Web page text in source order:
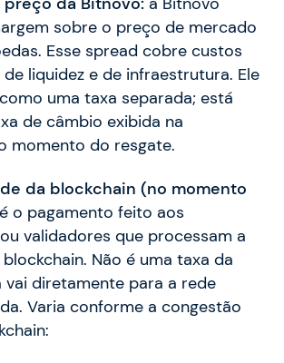
sobre o preço de mercado
Esse spread cobre custos
liquidez e de infraestrutura. Ele
uma taxa separada; está
de câmbio exibida na
momento do resgate.
da blockchain (no momento
é o pagamento feito aos
validadores que processam a
Não é uma taxa da
diretamente para a rede
Varia conforme a congestão